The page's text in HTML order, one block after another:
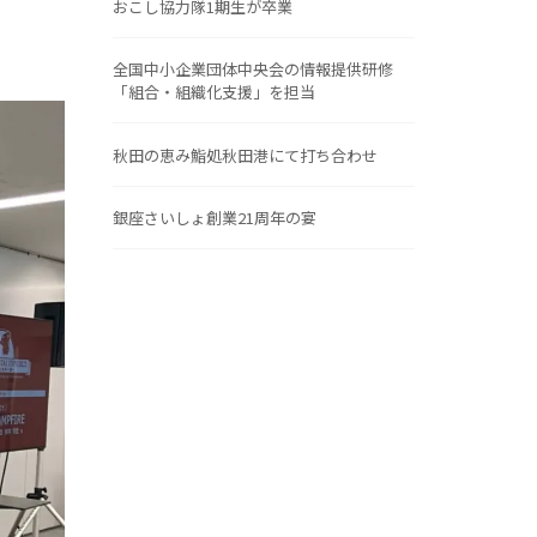
おこし協力隊1期生が卒業
全国中小企業団体中央会の情報提供研修
「組合・組織化支援」を担当
秋田の恵み鮨処秋田港にて打ち合わせ
銀座さいしょ創業21周年の宴